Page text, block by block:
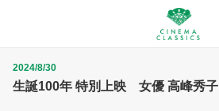
生誕100年 特別上映 女優 高峰秀子
2024/8/30